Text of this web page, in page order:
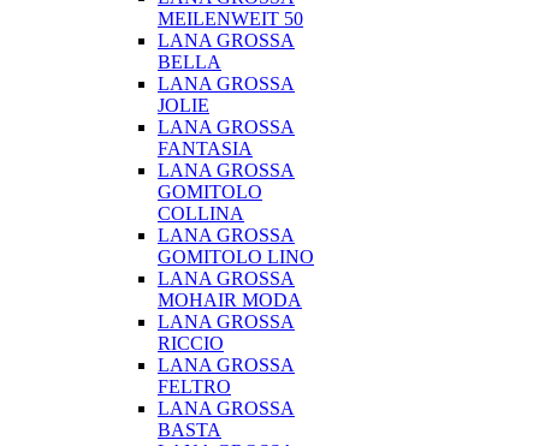
MEILENWEIT 50
LANA GROSSA
BELLA
LANA GROSSA
JOLIE
LANA GROSSA
FANTASIA
LANA GROSSA
GOMITOLO
COLLINA
LANA GROSSA
GOMITOLO LINO
LANA GROSSA
MOHAIR MODA
LANA GROSSA
RICCIO
LANA GROSSA
FELTRO
LANA GROSSA
BASTA